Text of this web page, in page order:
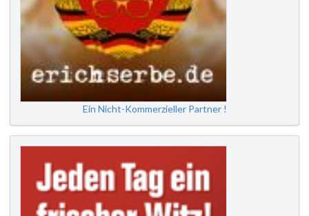
Ein Nicht-Kommerzieller Partner !